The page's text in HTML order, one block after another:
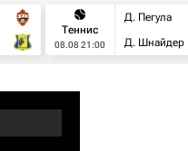
Теннис
08.08 21:00
Д. Пегула
Д. Шнайдер